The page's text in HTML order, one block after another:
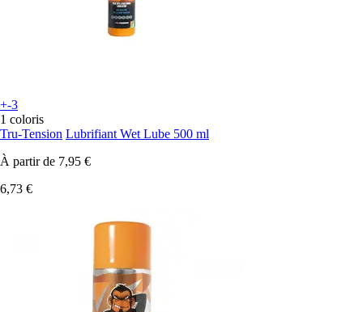
+-3
1 coloris
Tru-Tension Lubrifiant Wet Lube 500 ml
À partir de 7,95 €
6,73 €